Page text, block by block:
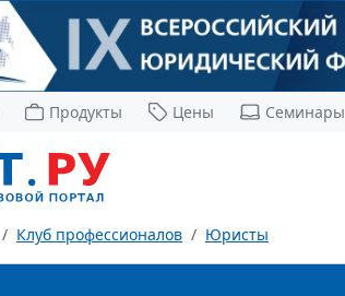
Продукты Цены Семинары
Клуб профессионалов Юристы